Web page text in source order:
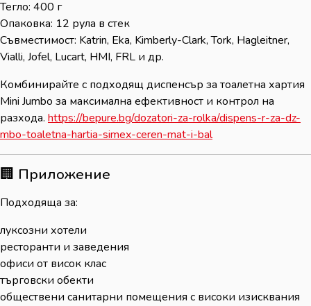
Тегло: 400 г
Опаковка: 12 рула в стек
Съвместимост: Katrin, Eka, Kimberly-Clark, Tork, Hagleitner,
Vialli, Jofel, Lucart, HMI, FRL и др.
Комбинирайте с подходящ диспенсър за тоалетна хартия
Mini Jumbo за максимална ефективност и контрол на
разхода. https://bepure.bg/dozatori-za-rolka/dispens-r-za-dz-
mbo-toaletna-hartia-simex-ceren-mat-i-bal
🏢 Приложение
Подходяща за:
луксозни хотели
ресторанти и заведения
офиси от висок клас
търговски обекти
обществени санитарни помещения с високи изисквания